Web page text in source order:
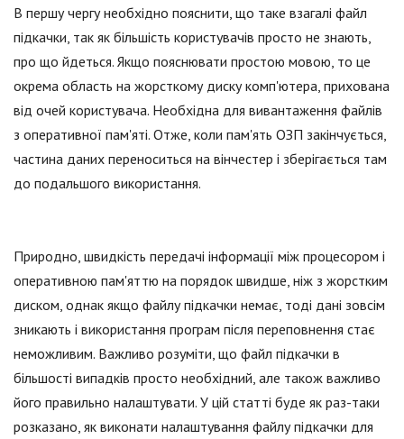
В першу чергу необхідно пояснити, що таке взагалі файл
підкачки, так як більшість користувачів просто не знають,
про що йдеться. Якщо пояснювати простою мовою, то це
окрема область на жорсткому диску комп'ютера, прихована
від очей користувача. Необхідна для вивантаження файлів
з оперативної пам'яті. Отже, коли пам'ять ОЗП закінчується,
частина даних переноситься на вінчестер і зберігається там
до подальшого використання.
Природно, швидкість передачі інформації між процесором і
оперативною пам'яттю на порядок швидше, ніж з жорстким
диском, однак якщо файлу підкачки немає, тоді дані зовсім
зникають і використання програм після переповнення стає
неможливим. Важливо розуміти, що файл підкачки в
більшості випадків просто необхідний, але також важливо
його правильно налаштувати. У цій статті буде як раз-таки
розказано, як виконати налаштування файлу підкачки для